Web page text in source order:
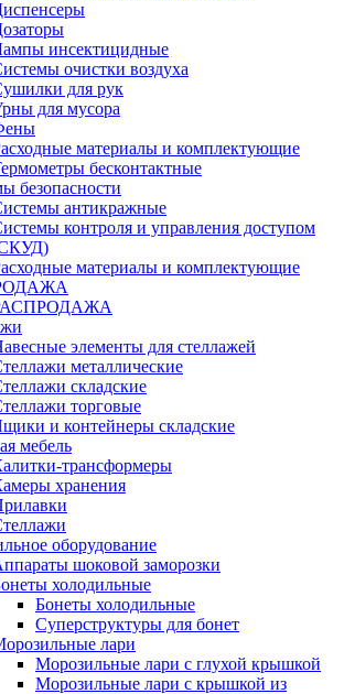
инсектицидные
очистки воздуха
для рук
для мусора
материалы и комплектующие
бесконтактные
безопасности
антикражные
контроля и управления доступом
материалы и комплектующие
элементы для стеллажей
металлические
складские
торговые
и контейнеры складские
мебель
трансформеры
хранения
оборудование
шоковой заморозки
холодильные
Бонеты холодильные
Суперструктуры для бонет
лари
Морозильные лари с глухой крышкой
Морозильные лари с крышкой из